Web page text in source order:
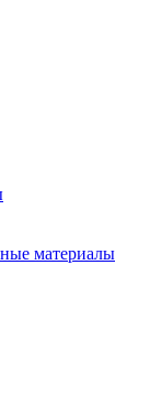
материалы